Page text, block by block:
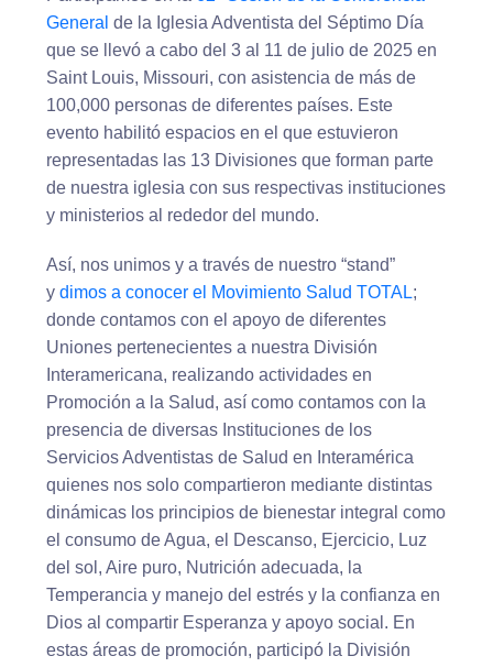
General de la Iglesia Adventista del Séptimo Día
que se llevó a cabo del 3 al 11 de julio de 2025 en
Saint Louis, Missouri, con asistencia de más de
100,000 personas de diferentes países. Este
evento habilitó espacios en el que estuvieron
representadas las 13 Divisiones que forman parte
de nuestra iglesia con sus respectivas instituciones
y ministerios al rededor del mundo.
Así, nos unimos y a través de nuestro “stand”
y dimos a conocer el Movimiento Salud TOTAL;
donde contamos con el apoyo de diferentes
Uniones pertenecientes a nuestra División
Interamericana, realizando actividades en
Promoción a la Salud, así como contamos con la
presencia de diversas Instituciones de los
Servicios Adventistas de Salud en Interamérica
quienes nos solo compartieron mediante distintas
dinámicas los principios de bienestar integral como
el consumo de Agua, el Descanso, Ejercicio, Luz
del sol, Aire puro, Nutrición adecuada, la
Temperancia y manejo del estrés y la confianza en
Dios al compartir Esperanza y apoyo social. En
estas áreas de promoción, participó la División